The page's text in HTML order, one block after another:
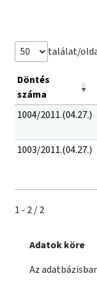
találat/
Döntés
száma
1004/2011.(04.27.)
1003/2011.(04.27.)
1 - 2 / 2
Adatok köre
Az